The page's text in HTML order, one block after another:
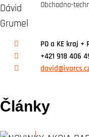
Obchodno-
PO a KE kraj +
+421 918 406
Články